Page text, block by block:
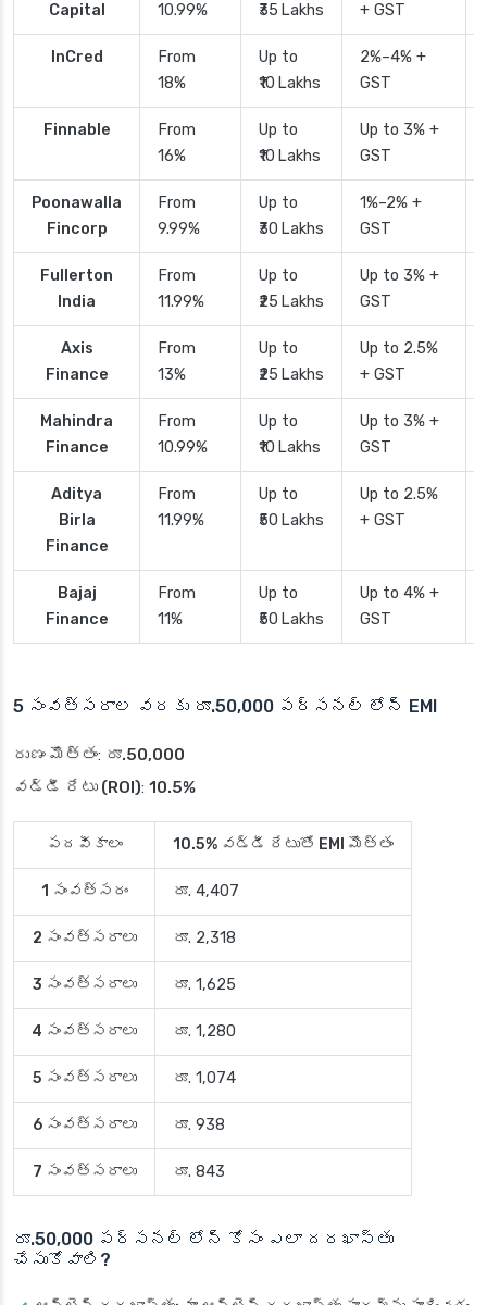
Capital
10.99%
₹35 Lakhs
+ GST
InCred
From
18%
Up to
₹10 Lakhs
2%–4% +
GST
Finnable
From
16%
Up to
₹10 Lakhs
Up to 3% +
GST
Poonawalla
Fincorp
From
9.99%
Up to
₹30 Lakhs
1%–2% +
GST
Fullerton
India
From
11.99%
Up to
₹25 Lakhs
Up to 3% +
GST
Axis
Finance
From
13%
Up to
₹25 Lakhs
Up to 2.5%
+ GST
Mahindra
Finance
From
10.99%
Up to
₹10 Lakhs
Up to 3% +
GST
Aditya
Birla
Finance
From
11.99%
Up to
₹50 Lakhs
Up to 2.5%
+ GST
Bajaj
Finance
From
11%
Up to
₹50 Lakhs
Up to 4% +
GST
5 సంవత్సరాల వరకు రూ.50,000 పర్సనల్ లోన్ EMI
రుణం మొత్తం: రూ.50,000
వడ్డీ రేటు (ROI): 10.5%
పదవీకాలం 10.5% వడ్డీ రేటుతో EMI మొత్తం
1 సంవత్సరం రూ. 4,407
2 సంవత్సరాలు రూ. 2,318
3 సంవత్సరాలు రూ. 1,625
4 సంవత్సరాలు రూ. 1,280
5 సంవత్సరాలు రూ. 1,074
6 సంవత్సరాలు రూ. 938
7 సంవత్సరాలు రూ. 843
రూ.50,000 పర్సనల్ లోన్ కోసం ఎలా దరఖాస్తు
చేసుకోవాలి?